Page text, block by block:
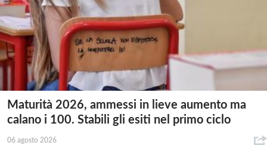
Maturità 2026, ammessi in lieve aumento ma
calano i 100. Stabili gli esiti nel primo ciclo
06 agosto 2026